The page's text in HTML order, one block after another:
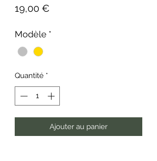
19,00 €
Modèle *
Quantité *
Ajouter au panier